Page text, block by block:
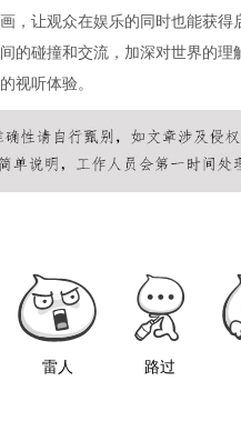
，让观众在娱乐的同时也能获得
的碰撞和交流，加深对世界的
视听体验。
雷人 路过